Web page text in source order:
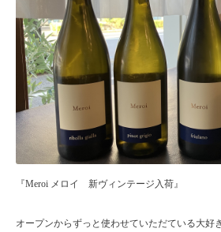
『Meroi メロイ 新ヴィンテージ入荷』
オープンからずっと使わせていただている大好